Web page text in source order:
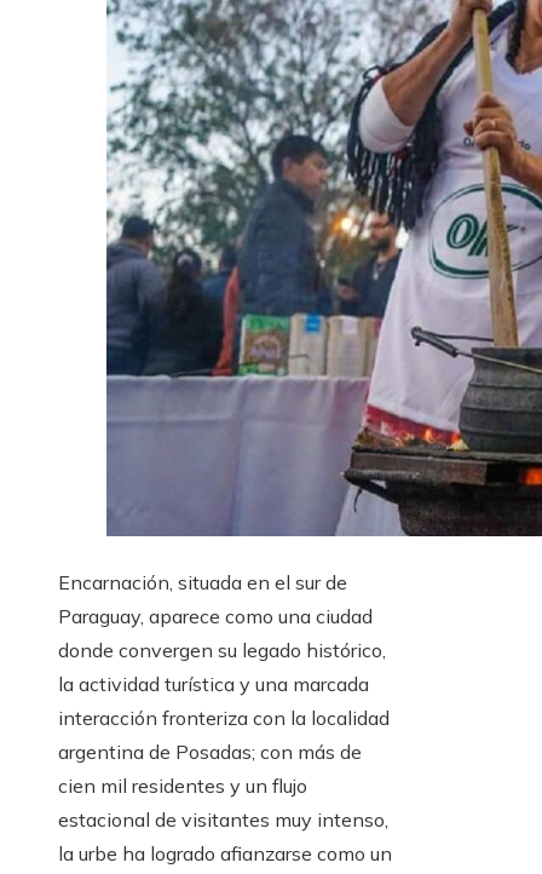
Encarnación, situada en el sur de
Paraguay, aparece como una ciudad
donde convergen su legado histórico,
la actividad turística y una marcada
interacción fronteriza con la localidad
argentina de Posadas; con más de
cien mil residentes y un flujo
estacional de visitantes muy intenso,
la urbe ha logrado afianzarse como un